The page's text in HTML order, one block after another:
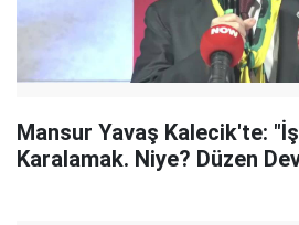
Mansur Yavaş Kalecik'te:
Karalamak. Niye? Düzen